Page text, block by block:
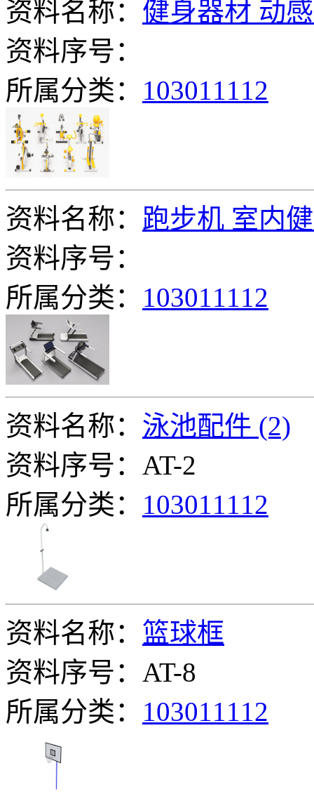
资料名称： 健身器材 动
资料序号：
所属分类： 103011112
资料名称： 跑步机 室内
资料序号：
所属分类： 103011112
资料名称： 泳池配件 (2)
资料序号：AT-2
所属分类： 103011112
资料名称： 篮球框
资料序号：AT-8
所属分类： 103011112